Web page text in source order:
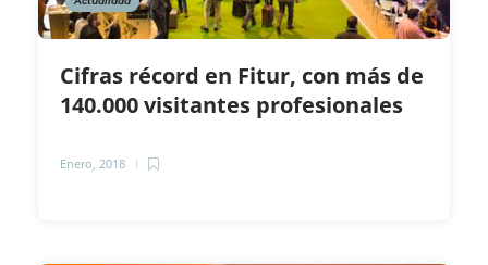
Cifras récord en Fitur, con más de
140.000 visitantes profesionales
Enero, 2018